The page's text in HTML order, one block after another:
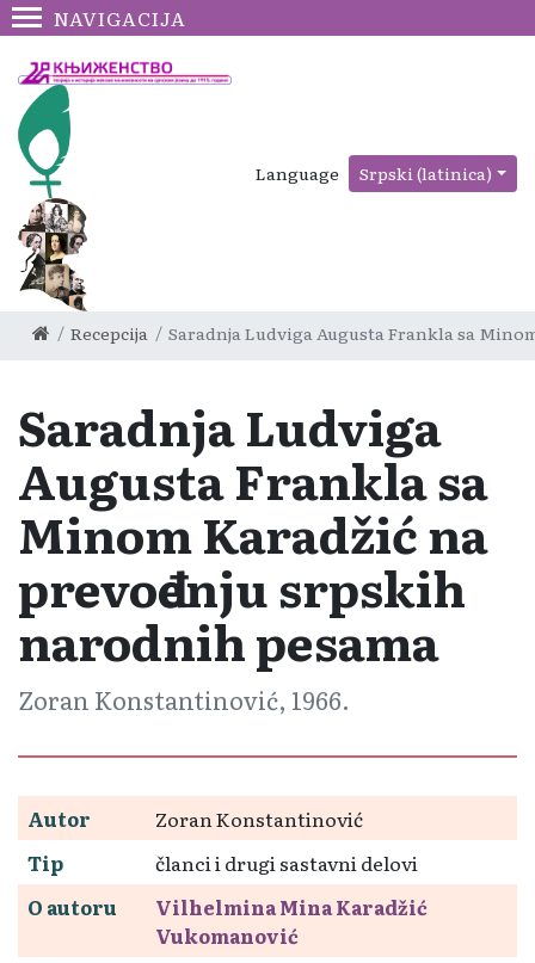
NAVIGACIJA
Language Srpski (latinica)
Recepcija Saradnja Ludviga Augusta Frankla sa
Saradnja Ludviga
Augusta Frankla sa
Minom Karadžić na
prevođenju srpskih
narodnih pesama
Zoran Konstantinović, 1966.
Autor
Zoran Konstantinović
Tip
članci i drugi sastavni delovi
O autoru
Vilhelmina Mina Karadžić
Vukomanović